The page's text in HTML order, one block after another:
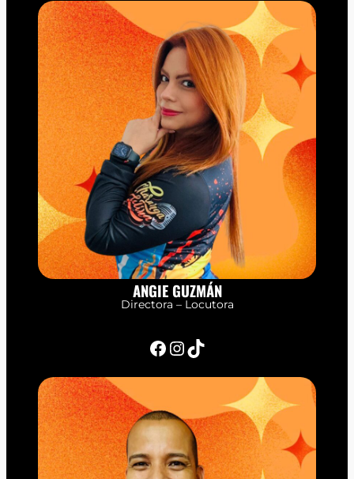
ANGIE GUZMÁN
Directora – Locutora
Facebook InstagramTikTok